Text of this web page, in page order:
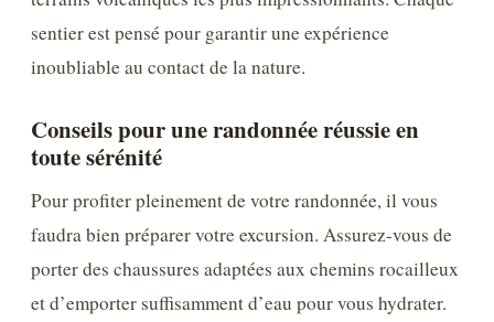
sentier est pensé pour garantir une expérience
inoubliable au contact de la nature.
Conseils pour une randonnée réussie en
toute sérénité
Pour profiter pleinement de votre randonnée, il vous
faudra bien préparer votre excursion. Assurez-vous de
porter des chaussures adaptées aux chemins rocailleux
et d’emporter suffisamment d’eau pour vous hydrater.